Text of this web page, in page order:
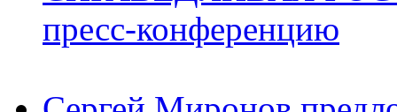
пресс-конференцию